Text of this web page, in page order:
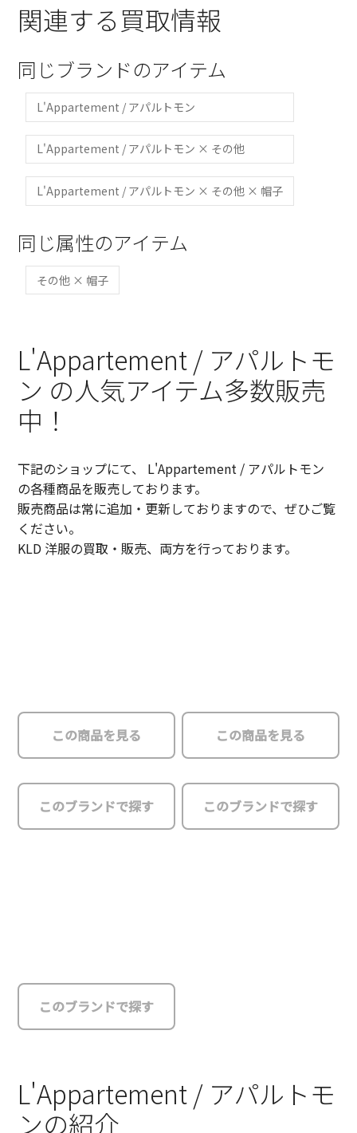
関連する買取情報
同じブランドのアイテム
L'Appartement / アパルトモン
L'Appartement / アパルトモン × その他
L'Appartement / アパルトモン × その他 × 帽子
同じ属性のアイテム
その他 × 帽子
L'Appartement / アパルトモ
ン の人気アイテム多数販売
中！
下記のショップにて、 L'Appartement / アパルトモン
の各種商品を販売しております。
販売商品は常に追加・更新しておりますので、ぜひご覧
ください。
KLD 洋服の買取・販売、両方を行っております。
この商品を見る
このブランドで探す
この商品を見る
このブランドで探す
このブランドで探す
L'Appartement / アパルトモ
ンの紹介